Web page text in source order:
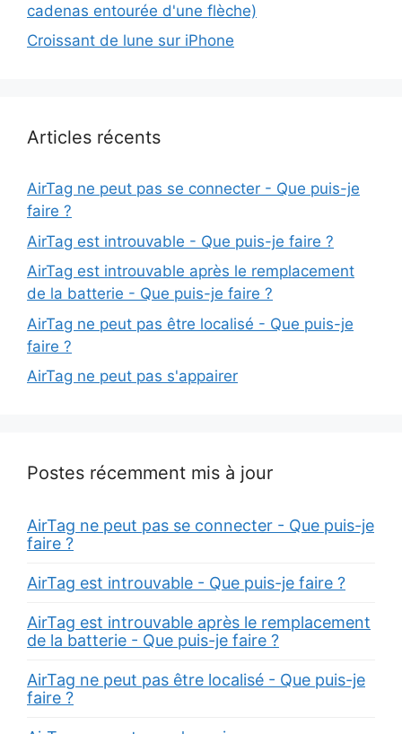
cadenas entourée d'une flèche)
Croissant de lune sur iPhone
Articles récents
AirTag ne peut pas se connecter - Que puis-je
faire ?
AirTag est introuvable - Que puis-je faire ?
AirTag est introuvable après le remplacement
de la batterie - Que puis-je faire ?
AirTag ne peut pas être localisé - Que puis-je
faire ?
AirTag ne peut pas s'appairer
Postes récemment mis à jour
AirTag ne peut pas se connecter - Que puis-je
faire ?
AirTag est introuvable - Que puis-je faire ?
AirTag est introuvable après le remplacement
de la batterie - Que puis-je faire ?
AirTag ne peut pas être localisé - Que puis-je
faire ?